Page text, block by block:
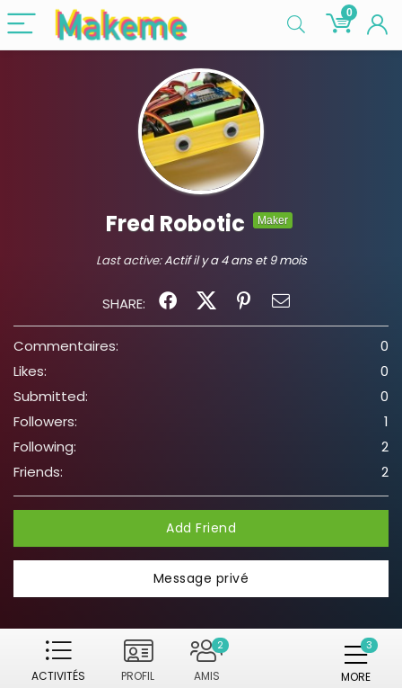
0
Fred Robotic Maker
Last active:Actif il y a 4 ans et 9 mois
SHARE:
Commentaires:
0
Likes:
0
Submitted:
0
Followers:
1
Following:
2
Friends:
2
Add Friend
Message privé
ACTIVITÉS PROFIL AMIS
2
MORE